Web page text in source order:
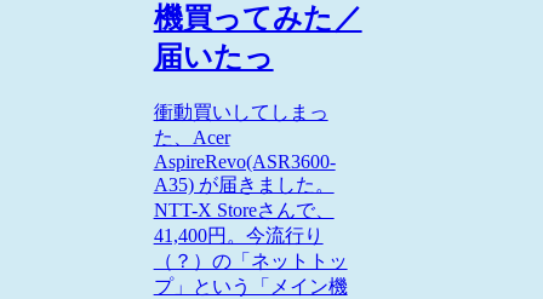
機買ってみた／
届いたっ
衝動買いしてしまっ
た、Acer
AspireRevo(ASR3600-
A35) が届きました。
NTT-X Storeさんで、
41,400円。今流行り
（？）の「ネットトッ
プ」という「メイン機